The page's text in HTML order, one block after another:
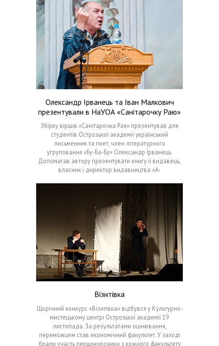
Олександр Ірванець та Іван Малкович
презентували в НаУОА «Санітарочку Раю»
Збірку віршів «Санітарочка Рая» презентував для
студентів Острозької академії український
письменник та поет, член літературного
угруповання «Бу-Ба-Бу» Олександр Ірванець.
Допомагав автору презентувати книгу її видавець,
власник і директор видавництва «А-
Візитівка
Щорічний конкурс «Візитівка» відбувся у Культурно-
мистецькому центрі Острозької академії 19
листопада. За результатами оцінювання,
переможцем став економічний факультет. У заході
брали участь першокурсники з кожного факультету